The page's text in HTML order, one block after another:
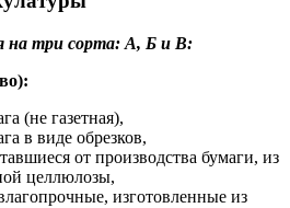
на три сорта: А, Б и В:
(не газетная),
в виде обрезков,
от производства бумаги, из
целлюлозы,
изготовленные из